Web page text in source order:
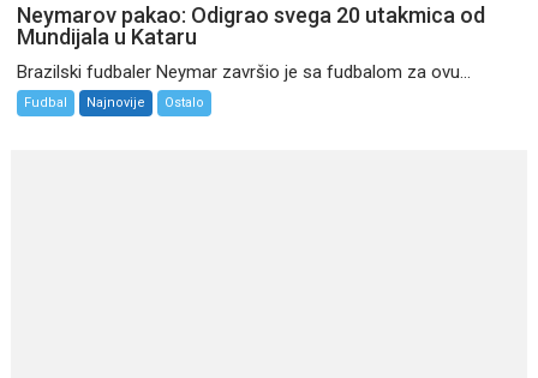
Neymarov pakao: Odigrao svega 20 utakmica od
Mundijala u Kataru
Brazilski fudbaler Neymar završio je sa fudbalom za ovu...
Fudbal Najnovije Ostalo